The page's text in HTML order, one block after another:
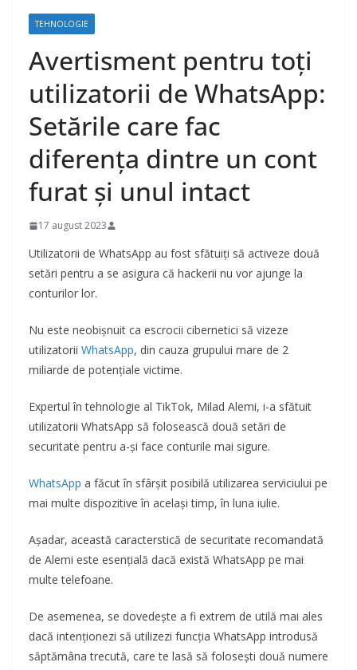
TEHNOLOGIE
Avertisment pentru toți
utilizatorii de WhatsApp:
Setările care fac
diferența dintre un cont
furat și unul intact
17 august 2023
Utilizatorii de WhatsApp au fost sfătuiți să activeze două
setări pentru a se asigura că hackerii nu vor ajunge la
conturilor lor.
Nu este neobișnuit ca escrocii cibernetici să vizeze
utilizatorii WhatsApp, din cauza grupului mare de 2
miliarde de potențiale victime.
Expertul în tehnologie al TikTok, Milad Alemi, i-a sfătuit
utilizatorii WhatsApp să folosească două setări de
securitate pentru a-și face conturile mai sigure.
WhatsApp a făcut în sfârșit posibilă utilizarea serviciului pe
mai multe dispozitive în același timp, în luna iulie.
Așadar, această caracterstică de securitate recomandată
de Alemi este esențială dacă există WhatsApp pe mai
multe telefoane.
De asemenea, se dovedește a fi extrem de utilă mai ales
dacă intenționezi să utilizezi funcția WhatsApp introdusă
săptămâna trecută, care te lasă să folosești două numere